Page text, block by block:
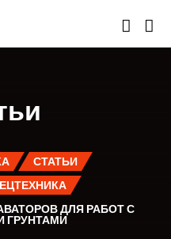
СТАТЬИ
ДЛЯ РАБОТ С
ГРУНТАМИ